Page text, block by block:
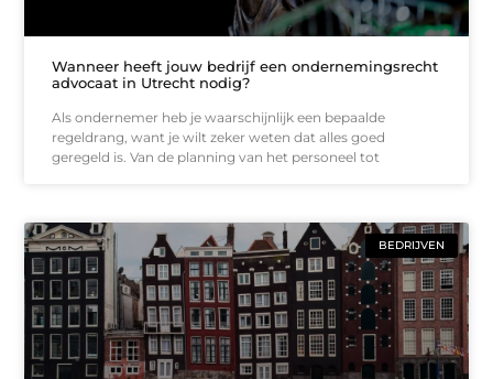
Wanneer heeft jouw bedrijf een ondernemingsrecht
advocaat in Utrecht nodig?
Als ondernemer heb je waarschijnlijk een bepaalde
regeldrang, want je wilt zeker weten dat alles goed
geregeld is. Van de planning van het personeel tot
BEDRIJVEN